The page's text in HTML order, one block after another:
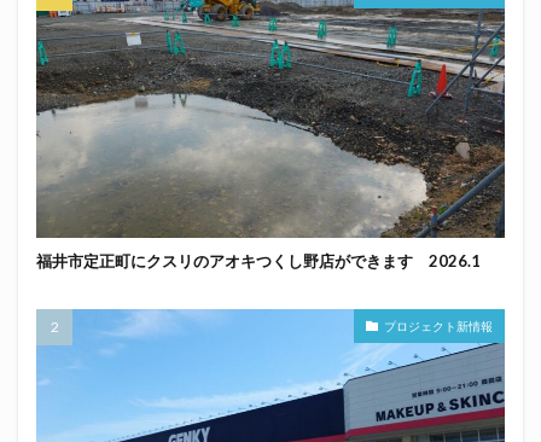
福井市定正町にクスリのアオキつくし野店ができます 2026.1
プロジェクト新情報